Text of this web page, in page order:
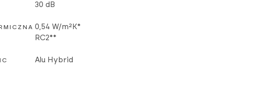
30 dB
0,54 W/m²K*
RC2**
Alu Hybrid